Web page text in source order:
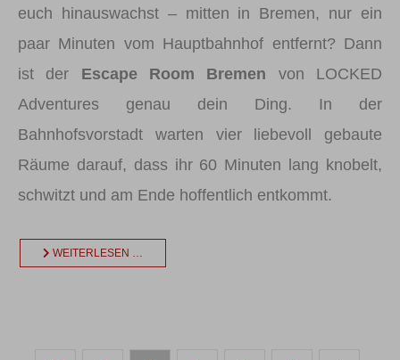
euch hinauswachst – mitten in Bremen, nur ein
paar Minuten vom Hauptbahnhof entfernt? Dann
ist der Escape Room Bremen von LOCKED
Adventures genau dein Ding. In der
Bahnhofsvorstadt warten vier liebevoll gebaute
Räume darauf, dass ihr 60 Minuten lang knobelt,
schwitzt und am Ende hoffentlich entkommt.
WEITERLESEN …